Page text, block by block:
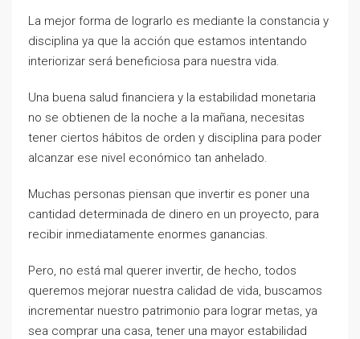
La mejor forma de lograrlo es mediante la constancia y
disciplina ya que la acción que estamos intentando
interiorizar será beneficiosa para nuestra vida.
Una buena salud financiera y la estabilidad monetaria
no se obtienen de la noche a la mañana, necesitas
tener ciertos hábitos de orden y disciplina para poder
alcanzar ese nivel económico tan anhelado.
Muchas personas piensan que invertir es poner una
cantidad determinada de dinero en un proyecto, para
recibir inmediatamente enormes ganancias.
Pero, no está mal querer invertir, de hecho, todos
queremos mejorar nuestra calidad de vida, buscamos
incrementar nuestro patrimonio para lograr metas, ya
sea comprar una casa, tener una mayor estabilidad